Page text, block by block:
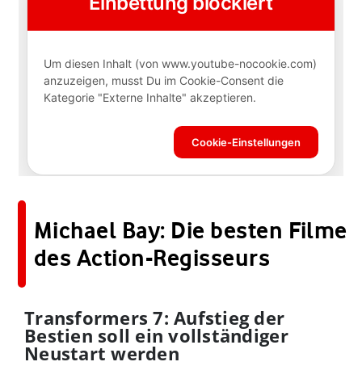
Michael Bay: Die besten Filme
des Action-Regisseurs
Transformers 7: Aufstieg der
Bestien soll ein vollständiger
Neustart werden